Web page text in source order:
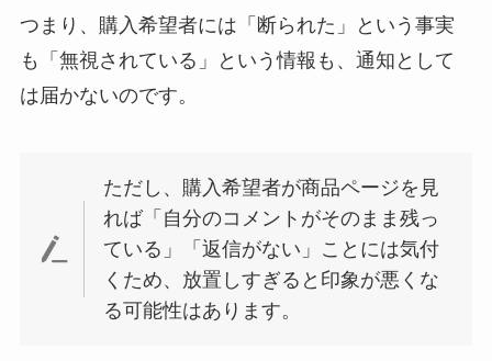
つまり、購入希望者には「断られた」という事実
も「無視されている」という情報も、通知として
は届かないのです。
ただし、購入希望者が商品ページを見
れば「自分のコメントがそのまま残っ
ている」「返信がない」ことには気付
くため、放置しすぎると印象が悪くな
る可能性はあります。